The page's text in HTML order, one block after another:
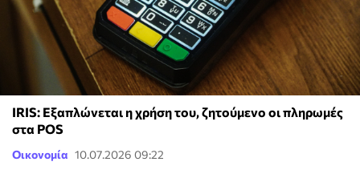
IRIS: Εξαπλώνεται η χρήση του, ζητούμενο οι πληρωμές
στα POS
Οικονομία 10.07.2026 09:22